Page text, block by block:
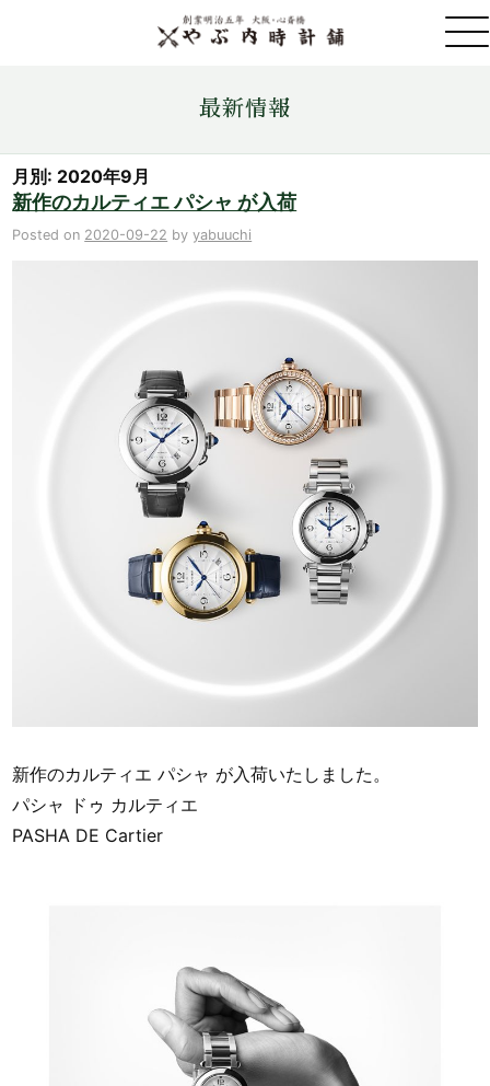
金・プラチナ・コイン売買
店舗情報
ONLINE STORE
お問い合わせ
最新情報
月別: 2020年9月
新作のカルティエ パシャ が入荷
Posted on 2020-09-22 byyabuuchi
新作のカルティエ パシャ が入荷いたしました。
パシャ ドゥ カルティエ
PASHA DE Cartier